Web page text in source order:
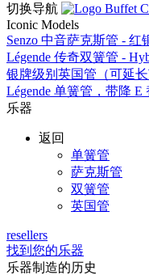
切换导航
Iconic Models
Senzo 中音萨克斯管 -
Légende 传奇双簧管 -
银牌级别英国管（可延长
Légende 单簧管，带降 E
乐器
返回
单簧管
萨克斯管
双簧管
英国管
resellers
找到您的乐器
乐器制造的历史